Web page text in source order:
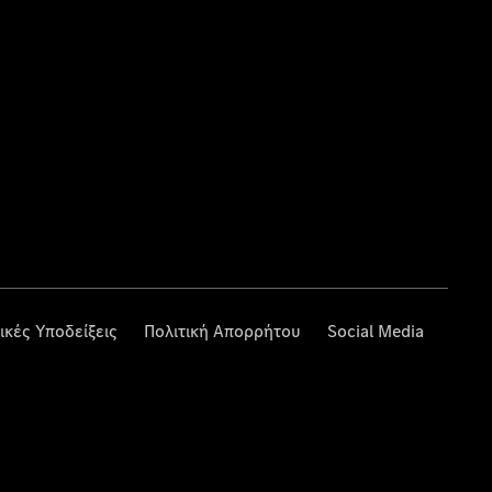
Υποδείξεις Πολιτική Απορρήτου Social Media